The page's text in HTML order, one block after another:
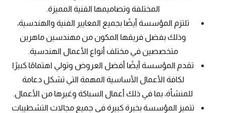
المختلفة وتصاميمها الفنية المميزة.
تلتزم المؤسسة أيضًا بجميع المعايير الفنية والهندسية،
وذلك بفضل فريقها المكون من مهندسين ماهرين
متخصصين في مختلف أنواع الأعمال الهندسية.
تقدم المؤسسة أيضًا أفضل العروض وتولي اهتمامًا كبيرًا
لكافة الأعمال الأساسية المهمة التي تشكل دعامة
للمنشأة، بما في ذلك أعمال السباكة وغيرها من الأعمال.
تتميز المؤسسة بخبرة كبيرة في جميع مجالات التشطيبات